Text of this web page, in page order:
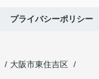
プライバシーポリシー
大阪市東住吉区